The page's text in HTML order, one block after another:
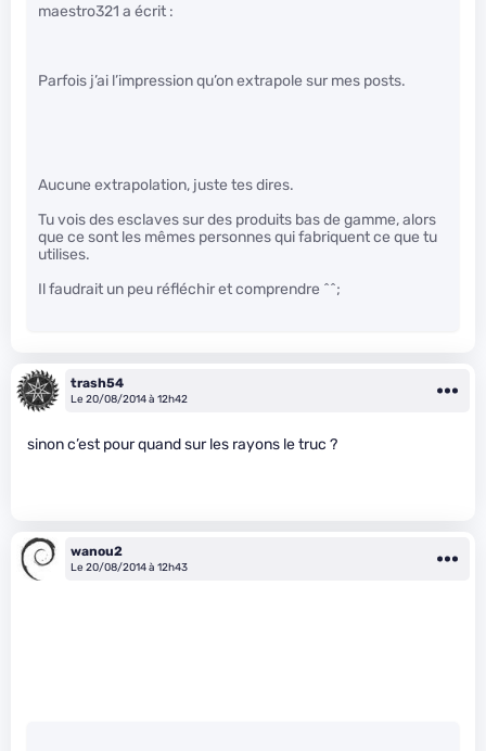
maestro321 a écrit :
Parfois j’ai l’impression qu’on extrapole sur mes posts.
Aucune extrapolation, juste tes dires.
Tu vois des esclaves sur des produits bas de gamme, alors
que ce sont les mêmes personnes qui fabriquent ce que tu
utilises.
Il faudrait un peu réfléchir et comprendre ^^;
trash54
Le 20/08/2014 à 12h42
sinon c’est pour quand sur les rayons le truc ?
wanou2
Le 20/08/2014 à 12h43